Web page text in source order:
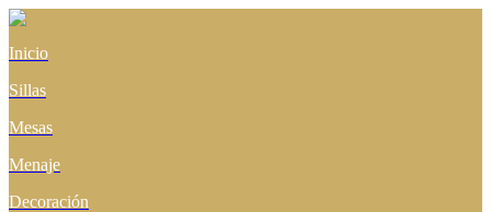
Inicio
Sillas
Mesas
Menaje
Decoración